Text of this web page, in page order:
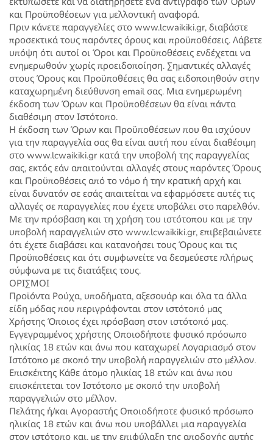
και Προϋποθέσεων για μελλοντική αναφορά.
Πριν κάνετε παραγγελίες στο www.lcwaikiki.gr, διαβάστε
προσεκτικά τους παρόντες όρους και προϋποθέσεις. Λάβετε
υπόψη ότι αυτοί οι Όροι και Προϋποθέσεις ενδέχεται να
ενημερωθούν χωρίς προειδοποίηση. Σημαντικές αλλαγές
στους Όρους και Προϋποθέσεις θα σας ειδοποιηθούν στην
καταχωρημένη διεύθυνση email σας. Μια ενημερωμένη
έκδοση των Όρων και Προϋποθέσεων θα είναι πάντα
διαθέσιμη στον Ιστότοπο.
Η έκδοση των Όρων και Προϋποθέσεων που θα ισχύουν
για την παραγγελία σας θα είναι αυτή που είναι διαθέσιμη
στο www.lcwaikiki.gr κατά την υποβολή της παραγγελίας
σας, εκτός εάν απαιτούνται αλλαγές στους παρόντες Όρους
και Προϋποθέσεις από το νόμο ή την κρατική αρχή και
είναι δυνατόν σε εσάς απαιτείται να εφαρμόσετε αυτές τις
αλλαγές σε παραγγελίες που έχετε υποβάλει στο παρελθόν.
Με την πρόσβαση και τη χρήση του ιστότοπου και με την
υποβολή παραγγελιών στο www.lcwaikiki.gr, επιβεβαιώνετε
ότι έχετε διαβάσει και κατανοήσει τους Όρους και τις
Προϋποθέσεις και ότι συμφωνείτε να δεσμεύεστε πλήρως
σύμφωνα με τις διατάξεις τους.
ΟΡΙΣΜΟΙ
Προϊόντα Ρούχα, υποδήματα, αξεσουάρ και όλα τα άλλα
είδη μόδας που περιγράφονται στον ιστότοπό μας
Χρήστης Όποιος έχει πρόσβαση στον ιστότοπό μας.
Εγγεγραμμένος χρήστης Οποιοδήποτε φυσικό πρόσωπο
ηλικίας 18 ετών και άνω που καταχωρεί Λογαριασμό στον
Ιστότοπο με σκοπό την υποβολή παραγγελιών στο μέλλον.
Επισκέπτης Κάθε άτομο ηλικίας 18 ετών και άνω που
επισκέπτεται τον Ιστότοπο με σκοπό την υποβολή
παραγγελιών στο μέλλον.
Πελάτης ή/και Αγοραστής Οποιοδήποτε φυσικό πρόσωπο
ηλικίας 18 ετών και άνω που υποβάλλει μια παραγγελία
στον ιστότοπο και, με την επιφύλαξη της αποδοχής αυτής